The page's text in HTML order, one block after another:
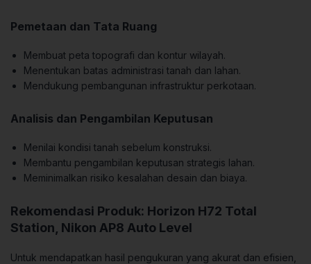
Pemetaan dan Tata Ruang
Membuat peta topografi dan kontur wilayah.
Menentukan batas administrasi tanah dan lahan.
Mendukung pembangunan infrastruktur perkotaan.
Analisis dan Pengambilan Keputusan
Menilai kondisi tanah sebelum konstruksi.
Membantu pengambilan keputusan strategis lahan.
Meminimalkan risiko kesalahan desain dan biaya.
Rekomendasi Produk: Horizon H72 Total
Station, Nikon AP8 Auto Level
Untuk mendapatkan hasil pengukuran yang akurat dan efisien,